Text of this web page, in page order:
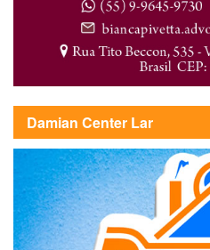
Damian Center Lar